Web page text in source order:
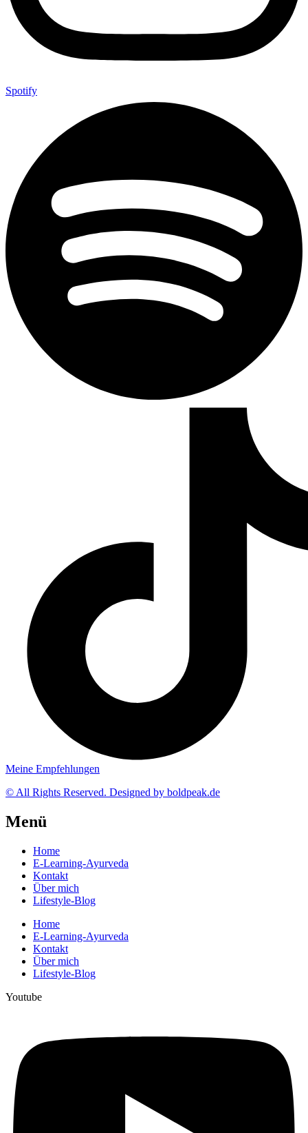
Spotify
Meine Empfehlungen
© All Rights Reserved. Designed by boldpeak.de
Menü
Home
E-Learning-Ayurveda
Kontakt
Über mich
Lifestyle-Blog
Home
E-Learning-Ayurveda
Kontakt
Über mich
Lifestyle-Blog
Youtube